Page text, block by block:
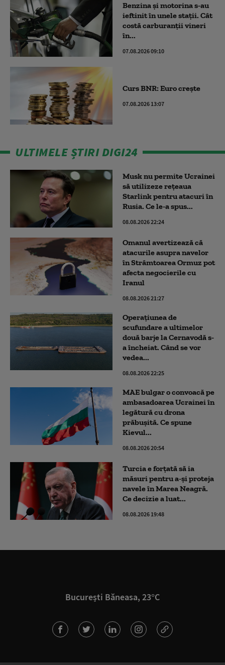
Benzina și motorina s-au
ieftinit în unele stații. Cât
costă carburanții vineri
în...
07.08.2026 09:10
Curs BNR: Euro crește
07.08.2026 13:07
ULTIMELE ȘTIRI DIGI24
Musk nu permite Ucrainei
să utilizeze reţeaua
Starlink pentru atacuri în
Rusia. Ce le-a spus...
08.08.2026 22:24
Omanul avertizează că
atacurile asupra navelor
în Strâmtoarea Ormuz pot
afecta negocierile cu
Iranul
08.08.2026 21:27
Operațiunea de
scufundare a ultimelor
două barje la Cernavodă s-
a încheiat. Când se vor
vedea...
08.08.2026 22:25
MAE bulgar o convoacă pe
ambasadoarea Ucrainei în
legătură cu drona
prăbuşită. Ce spune
Kievul...
08.08.2026 20:54
Turcia e forțată să ia
măsuri pentru a-și proteja
navele în Marea Neagră.
Ce decizie a luat...
08.08.2026 19:48
București Băneasa, 23°C